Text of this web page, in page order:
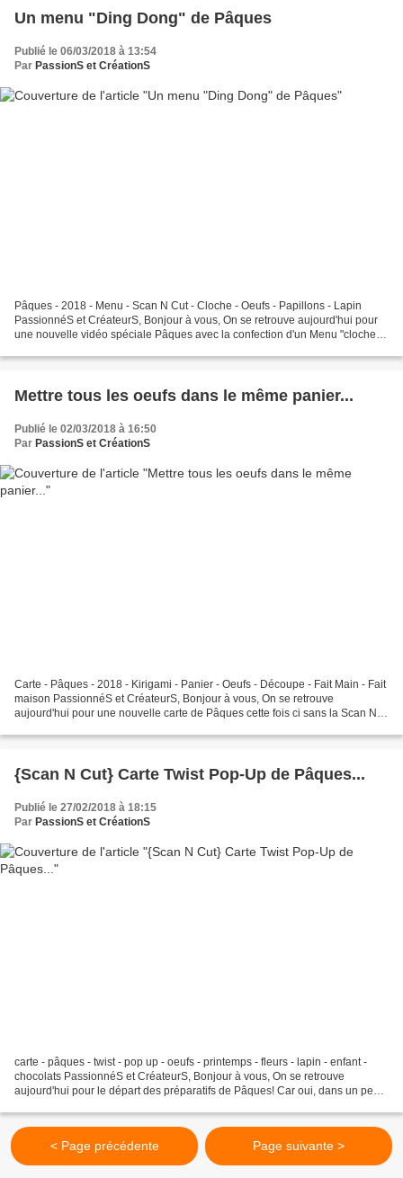
Un menu "Ding Dong" de Pâques
Publié le 06/03/2018 à 13:54
Par PassionS et CréationS
Pâques - 2018 - Menu - Scan N Cut - Cloche - Oeufs - Papillons - Lapin
PassionnéS et CréateurS, Bonjour à vous, On se retrouve aujourd'hui pour
une nouvelle vidéo spéciale Pâques avec la confection d'un Menu "cloche
Mettre tous les oeufs dans le même panier...
Publié le 02/03/2018 à 16:50
Par PassionS et CréationS
Carte - Pâques - 2018 - Kirigami - Panier - Oeufs - Découpe - Fait Main - Fait
maison PassionnéS et CréateurS, Bonjour à vous, On se retrouve
aujourd'hui pour une nouvelle carte de Pâques cette fois ci sans la Scan N
{Scan N Cut} Carte Twist Pop-Up de Pâques...
Publié le 27/02/2018 à 18:15
Par PassionS et CréationS
carte - pâques - twist - pop up - oeufs - printemps - fleurs - lapin - enfant -
chocolats PassionnéS et CréateurS, Bonjour à vous, On se retrouve
aujourd'hui pour le départ des préparatifs de Pâques! Car oui, dans un peu
< Page précédente Page suivante >